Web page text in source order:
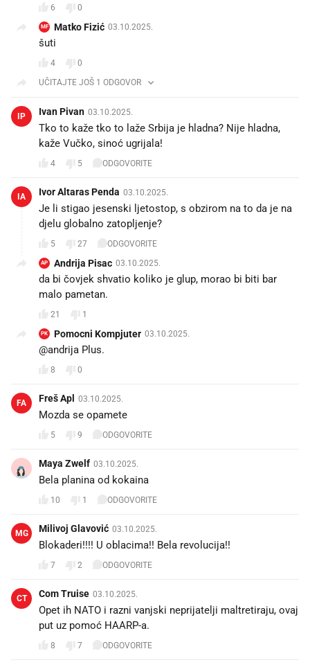
6 0
MF Matko Fizić 03.10.2025.
šuti
4
0
UČITAJTE JOŠ 1 ODGOVOR
IP Ivan Pivan 03.10.2025.
Tko to kaže tko to laže Srbija je hladna? Nije hladna,
kaže Vučko, sinoć ugrijala!
4 5 ODGOVORITE
IA Ivor Altaras Penda 03.10.2025.
Je li stigao jesenski ljetostop, s obzirom na to da je na
djelu globalno zatopljenje?
5 27 ODGOVORITE
AP Andrija Pisac 03.10.2025.
da bi čovjek shvatio koliko je glup, morao bi biti bar
malo pametan.
21 1
PK Pomocni Kompjuter 03.10.2025.
@andrija Plus.
8 0
FA Freš Apl 03.10.2025.
Mozda se opamete
5 9 ODGOVORITE
Maya Zwelf 03.10.2025.
Bela planina od kokaina
10 1 ODGOVORITE
MG Milivoj Glavović 03.10.2025.
Blokaderi!!!! U oblacima!! Bela revolucija!!
7 2 ODGOVORITE
CT Com Truise 03.10.2025.
Opet ih NATO i razni vanjski neprijatelji maltretiraju, ovaj
put uz pomoć HAARP-a.
8 7 ODGOVORITE